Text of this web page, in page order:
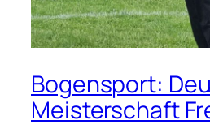
Bogensport:
Meisterschaft